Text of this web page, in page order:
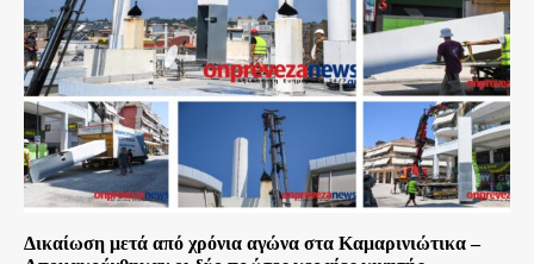
Δικαίωση μετά από χρόνια αγώνα στα Καμαρινιώτικα –